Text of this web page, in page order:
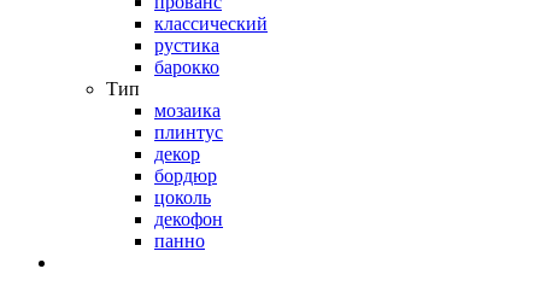
классический
рустика
барокко
Тип
мозаика
плинтус
декор
бордюр
цоколь
декофон
панно